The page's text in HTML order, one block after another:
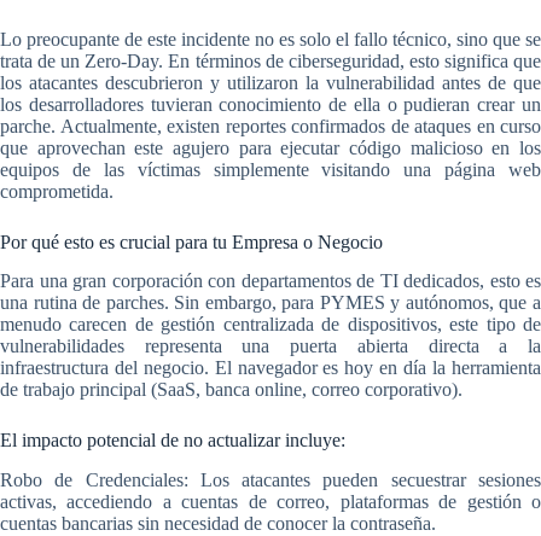
Lo preocupante de este incidente no es solo el fallo técnico, sino que se
trata de un Zero-Day. En términos de ciberseguridad, esto significa que
los atacantes descubrieron y utilizaron la vulnerabilidad antes de que
los desarrolladores tuvieran conocimiento de ella o pudieran crear un
parche. Actualmente, existen reportes confirmados de ataques en curso
que aprovechan este agujero para ejecutar código malicioso en los
equipos de las víctimas simplemente visitando una página web
comprometida.
Por qué esto es crucial para tu Empresa o Negocio
Para una gran corporación con departamentos de TI dedicados, esto es
una rutina de parches. Sin embargo, para PYMES y autónomos, que a
menudo carecen de gestión centralizada de dispositivos, este tipo de
vulnerabilidades representa una puerta abierta directa a la
infraestructura del negocio. El navegador es hoy en día la herramienta
de trabajo principal (SaaS, banca online, correo corporativo).
El impacto potencial de no actualizar incluye:
Robo de Credenciales: Los atacantes pueden secuestrar sesiones
activas, accediendo a cuentas de correo, plataformas de gestión o
cuentas bancarias sin necesidad de conocer la contraseña.